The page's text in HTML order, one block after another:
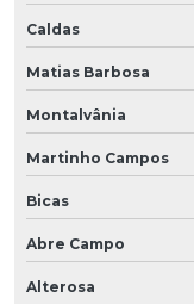
Caldas
Matias Barbosa
Montalvânia
Martinho Campos
Bicas
Abre Campo
Alterosa